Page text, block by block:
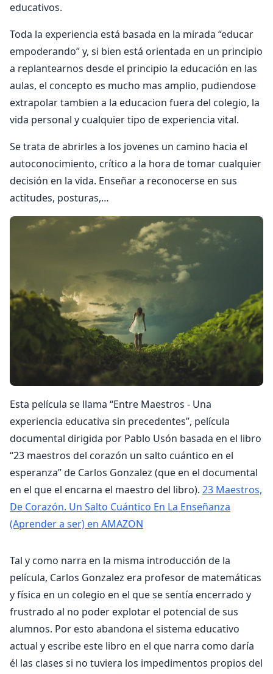
educativos.
Toda la experiencia está basada en la mirada “educar
empoderando” y, si bien está orientada en un principio
a replantearnos desde el principio la educación en las
aulas, el concepto es mucho mas amplio, pudiendose
extrapolar tambien a la educacion fuera del colegio, la
vida personal y cualquier tipo de experiencia vital.
Se trata de abrirles a los jovenes un camino hacia el
autoconocimiento, crítico a la hora de tomar cualquier
decisión en la vida. Enseñar a reconocerse en sus
actitudes, posturas,…
Esta película se llama “Entre Maestros - Una
experiencia educativa sin precedentes”, película
documental dirigida por Pablo Usón basada en el libro
“23 maestros del corazón un salto cuántico en el
esperanza” de Carlos Gonzalez (que en el documental
en el que el encarna el maestro del libro). 23 Maestros,
De Corazón. Un Salto Cuántico En La Enseñanza
(Aprender a ser) en AMAZON
Tal y como narra en la misma introducción de la
película, Carlos Gonzalez era profesor de matemáticas
y física en un colegio en el que se sentía encerrado y
frustrado al no poder explotar el potencial de sus
alumnos. Por esto abandona el sistema educativo
actual y escribe este libro en el que narra como daría
él las clases si no tuviera los impedimentos propios del